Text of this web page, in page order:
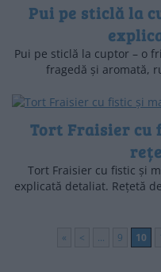
Pui pe sticlă la
Pui pe sticlă la cuptor – o
fragedă și aromată,
Tort Fraisier cu
Tort Fraisier cu fistic și
explicată detaliat. Rețetă
« < ... 9 10